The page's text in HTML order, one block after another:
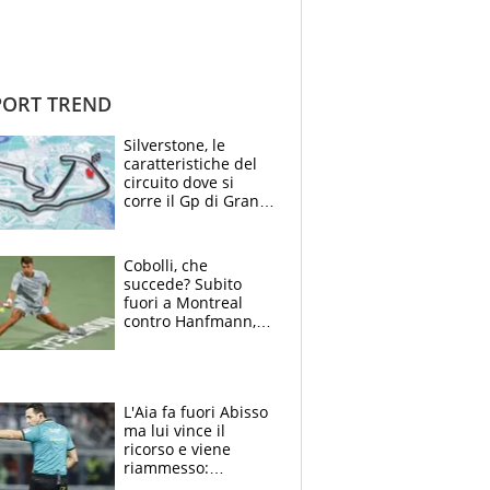
TREND
Silverstone, le
caratteristiche del
circuito dove si
corre il Gp di Gran
Cobolli, che
succede? Subito
fuori a Montreal
contro Hanfmann,
L'Aia fa fuori Abisso
ma lui vince il
ricorso e viene
riammesso: